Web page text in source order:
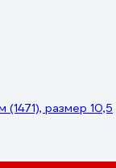
размер 10,5